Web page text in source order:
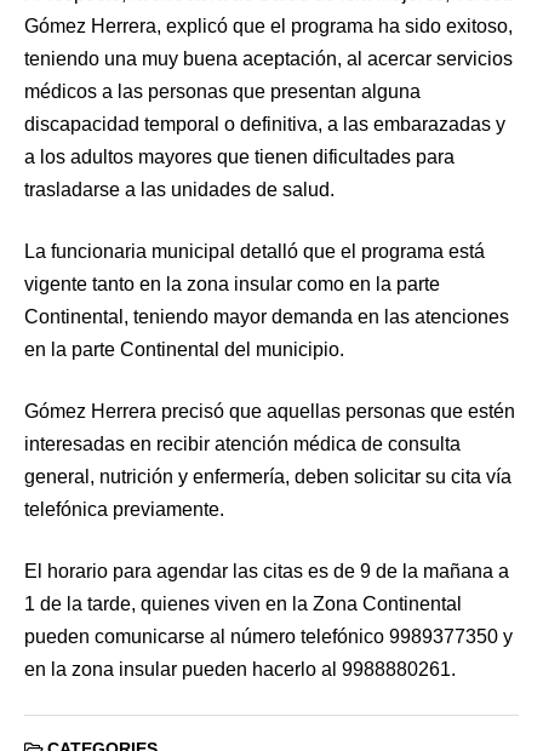
Gómez Herrera, explicó que el programa ha sido exitoso,
teniendo una muy buena aceptación, al acercar servicios
médicos a las personas que presentan alguna
discapacidad temporal o definitiva, a las embarazadas y
a los adultos mayores que tienen dificultades para
trasladarse a las unidades de salud.
La funcionaria municipal detalló que el programa está
vigente tanto en la zona insular como en la parte
Continental, teniendo mayor demanda en las atenciones
en la parte Continental del municipio.
Gómez Herrera precisó que aquellas personas que estén
interesadas en recibir atención médica de consulta
general, nutrición y enfermería, deben solicitar su cita vía
telefónica previamente.
El horario para agendar las citas es de 9 de la mañana a
1 de la tarde, quienes viven en la Zona Continental
pueden comunicarse al número telefónico 9989377350 y
en la zona insular pueden hacerlo al 9988880261.